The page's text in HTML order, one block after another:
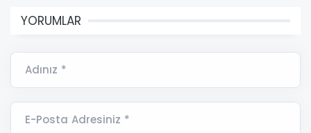
YORUMLAR
Adınız *
E-Posta Adresiniz *